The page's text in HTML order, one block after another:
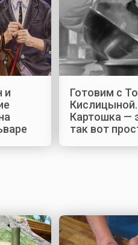
и
Готовим с
Кислицыной.
Картошка —
так вот